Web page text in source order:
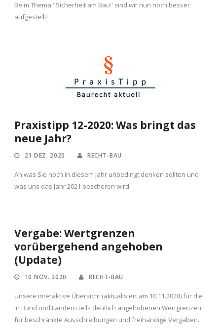
Beim Thema "Sicherheit am Bau" sind wir nun noch besser
aufgestellt!
Praxistipp 12-2020: Was bringt das
neue Jahr?
21 DEZ. 2020 RECHT-BAU
An was Sie noch in diesem Jahr unbedingt denken sollten und
was uns das Jahr 2021 bescheren wird.
Vergabe: Wertgrenzen
vorübergehend angehoben
(Update)
10 NOV. 2020 RECHT-BAU
Unsere interaktive Übersicht (aktualisiert am 10.11.2020) für die
in Bund und Ländern teils deutlich angehobenen Wertgrenzen
für beschränkte Ausschreibungen und freihändige Vergaben.